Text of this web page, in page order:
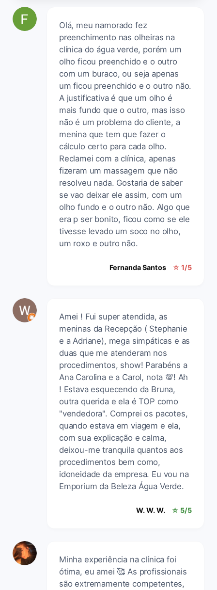
Olá, meu namorado fez
preenchimento nas olheiras na
clínica do água verde, porém um
olho ficou preenchido e o outro
com um buraco, ou seja apenas
um ficou preenchido e o outro não.
A justificativa é que um olho é
mais fundo que o outro, mas isso
não é um problema do cliente, a
menina que tem que fazer o
cálculo certo para cada olho.
Reclamei com a clínica, apenas
fizeram um massagem que não
resolveu nada. Gostaria de saber
se vao deixar ele assim, com um
olho fundo e o outro não. Algo que
era p ser bonito, ficou como se ele
tivesse levado um soco no olho,
um roxo e outro não.
Fernanda Santos ☆ 1/5
Amei ! Fui super atendida, as
meninas da Recepção ( Stephanie
e a Adriane), mega simpáticas e as
duas que me atenderam nos
procedimentos, show! Parabéns a
Ana Carolina e a Carol, nota 💯! Ah
! Estava esquecendo da Bruna,
outra querida e ela é TOP como
"vendedora". Comprei os pacotes,
quando estava em viagem e ela,
com sua explicação e calma,
deixou-me tranquila quantos aos
procedimentos bem como,
idoneidade da empresa. Eu vou na
Emporium da Beleza Água Verde.
W. W. W. ☆ 5/5
Minha experiência na clínica foi
ótima, eu amei 🥰 As profissionais
são extremamente competentes,